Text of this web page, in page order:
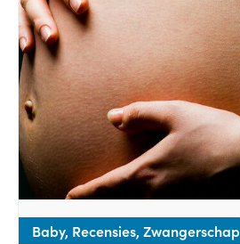
Baby, Recensies, Zwangerschap